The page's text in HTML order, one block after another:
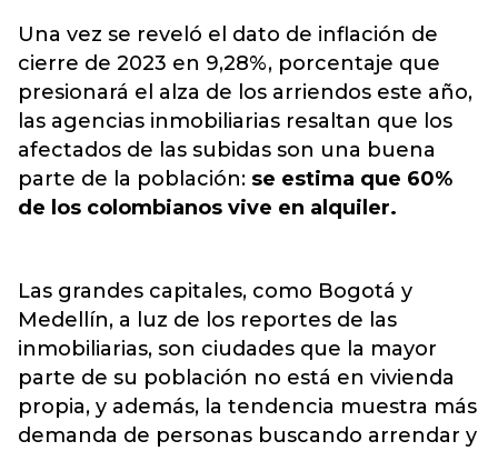
Una vez se reveló el dato de inflación de
cierre de 2023 en 9,28%, porcentaje que
presionará el alza de los arriendos este año,
las agencias inmobiliarias resaltan que los
afectados de las subidas son una buena
parte de la población: se estima que 60%
de los colombianos vive en alquiler.
Las grandes capitales, como Bogotá y
Medellín, a luz de los reportes de las
inmobiliarias, son ciudades que la mayor
parte de su población no está en vivienda
propia, y además, la tendencia muestra más
demanda de personas buscando arrendar y